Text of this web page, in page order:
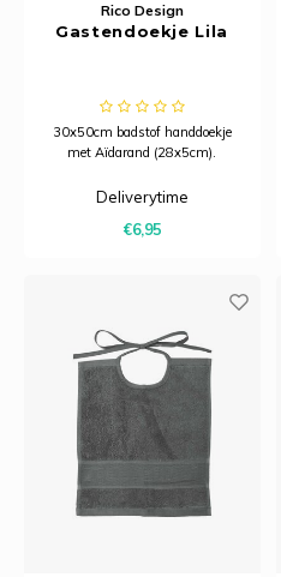
Rico Design
Gastendoekje Lila
30x50cm badstof handdoekje
met Aïdarand (28x5cm).
Deliverytime
€6,95